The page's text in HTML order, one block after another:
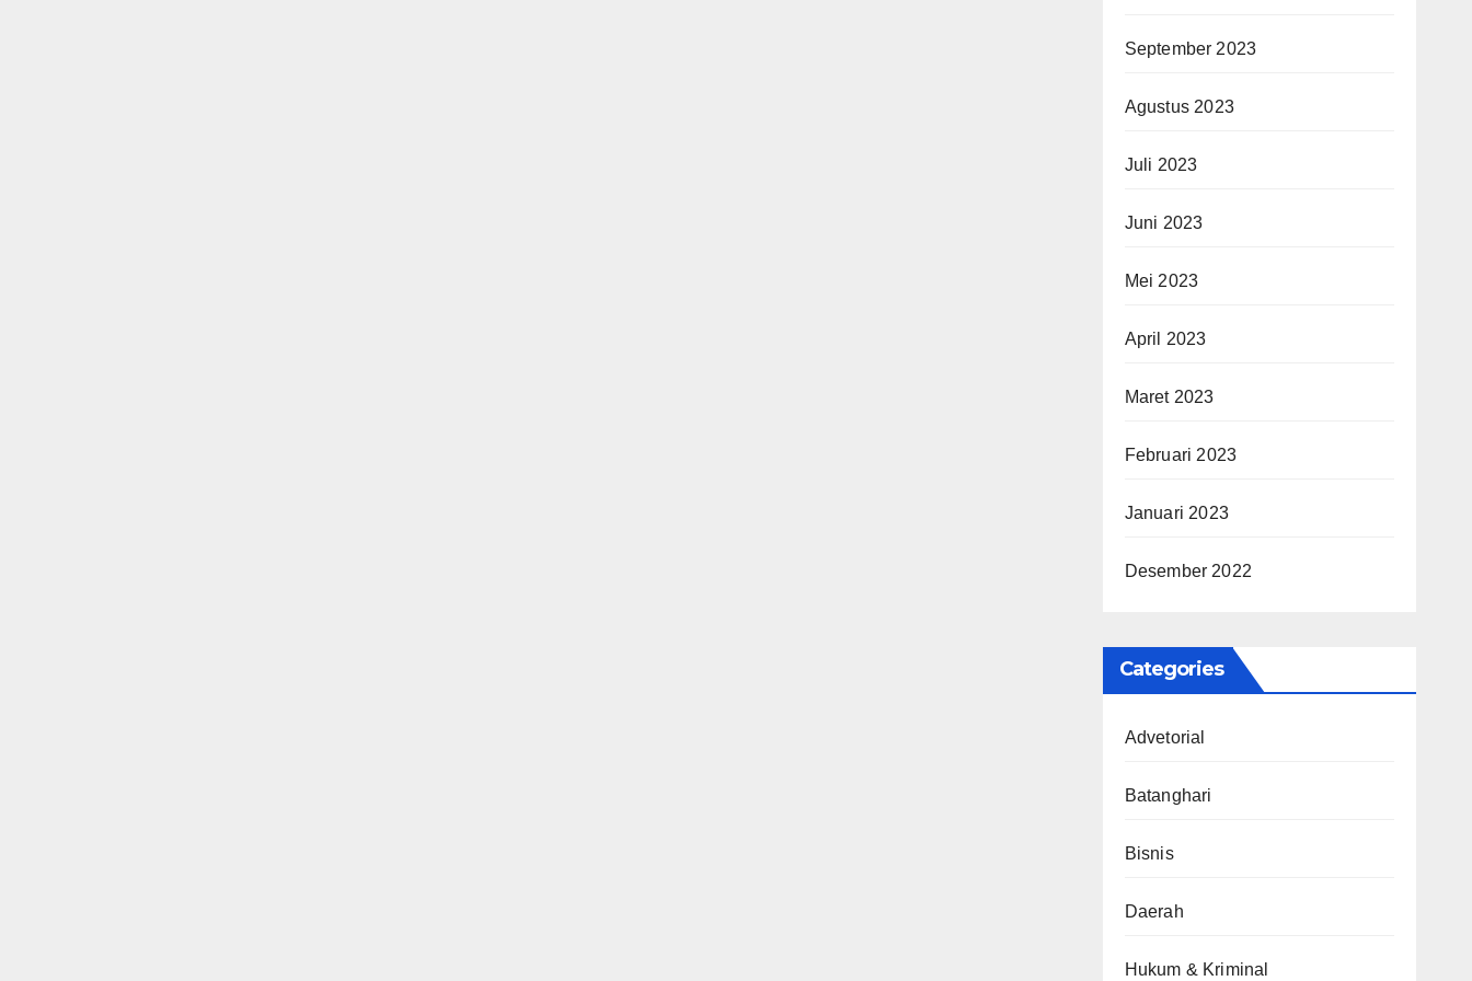
September 2023
Agustus 2023
Juli 2023
Juni 2023
Mei 2023
April 2023
Maret 2023
Februari 2023
Januari 2023
Desember 2022
Categories
Advetorial
Batanghari
Bisnis
Daerah
Hukum & Kriminal